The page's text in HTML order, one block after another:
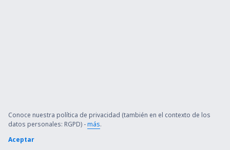
Conoce nuestra política de privacidad (también en el contexto de los
datos personales: RGPD) -más.
Aceptar